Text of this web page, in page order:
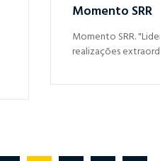
Momento SRR
Momento SRR.
realizações